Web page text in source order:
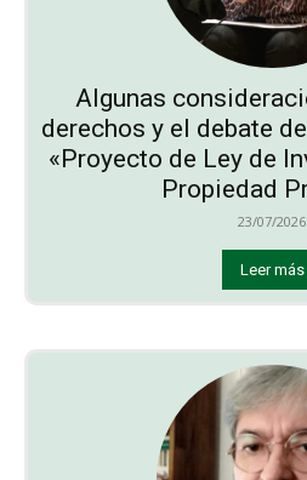
Algunas
derechos y el debate
«Proyecto de Ley de
Propiedad
23/07/2026
Leer más